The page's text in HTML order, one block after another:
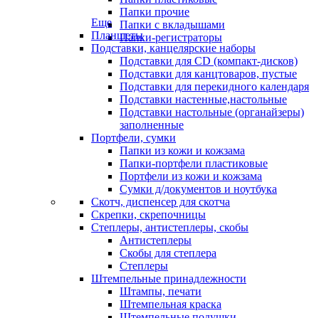
Папки прочие
Папки с вкладышами
Папки-регистраторы
Еще
Планшеты
Подставки, канцелярские наборы
Подставки для CD (компакт-дисков)
Подставки для канцтоваров, пустые
Подставки для перекидного календаря
Подставки настенные,настольные
Подставки настольные (органайзеры)
заполненные
Портфели, сумки
Папки из кожи и кожзама
Папки-портфели пластиковые
Портфели из кожи и кожзама
Сумки д/документов и ноутбука
Скотч, диспенсер для скотча
Скрепки, скрепочницы
Степлеры, антистеплеры, скобы
Антистеплеры
Скобы для степлера
Степлеры
Штемпельные принадлежности
Штампы, печати
Штемпельная краска